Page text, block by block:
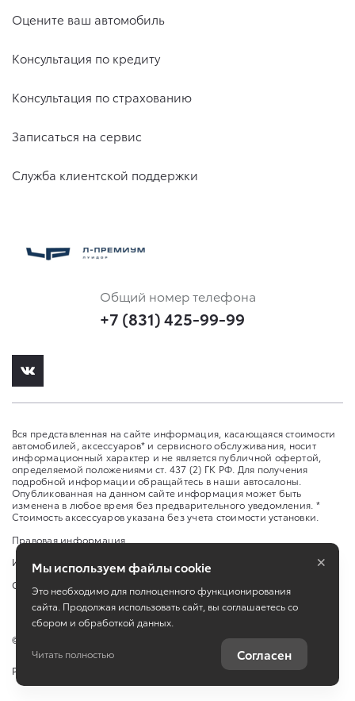
Оцените ваш автомобиль
Консультация по кредиту
Консультация по страхованию
Записаться на сервис
Служба клиентской поддержки
Общий номер телефона
+7 (831) 425-99-99
Вся представленная на сайте информация, касающаяся стоимости
автомобилей, аксессуаров* и сервисного обслуживания, носит
информационный характер и не является публичной офертой,
определяемой положениями ст. 437 (2) ГК РФ. Для получения
подробной информации обращайтесь в наши автосалоны.
Опубликованная на данном сайте информация может быть
изменена в любое время без предварительного уведомления. *
Стоимость аксессуаров указана без учета стоимости установки.
Правовая информация
Изменить настройку cookies
Сбросить cookie
©
Работает на технологиях
Мы используем файлы cookie
Это необходимо для полноценного функционирования
сайта. Продолжая использовать сайт, вы соглашаетесь со
сбором и обработкой данных.
Читать полностью Согласен
×